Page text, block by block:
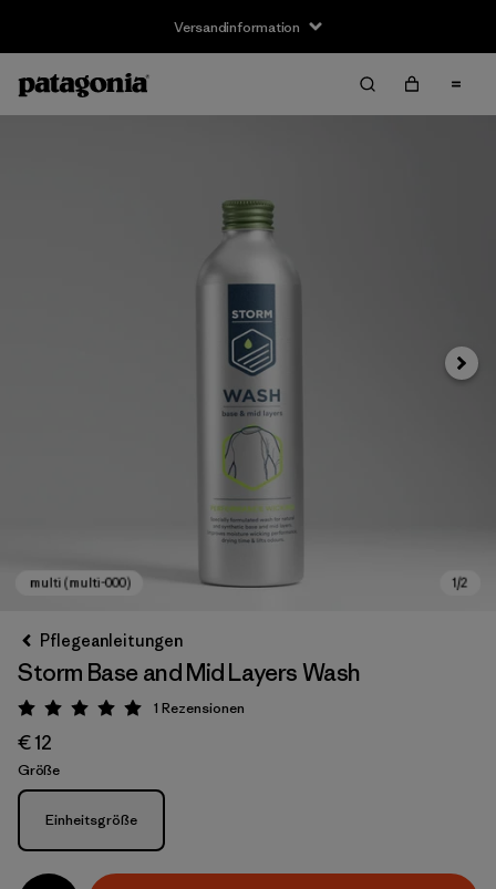
Versandinformation
multi (multi-000)
Pflegeanleitungen
Storm Base and Mid Layers Wash
Bewertung: 5 / 5
1 Rezensionen
€ 12
Größe
Größe
Einheitsgröße